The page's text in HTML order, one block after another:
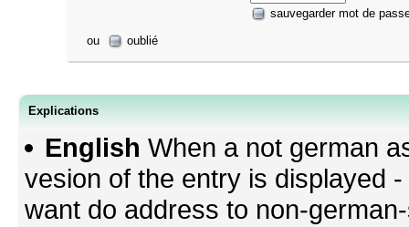
sauvegarder mot de
ou
oublié
Explications
English When a not german
vesion of the entry is displayed
want do address to non-